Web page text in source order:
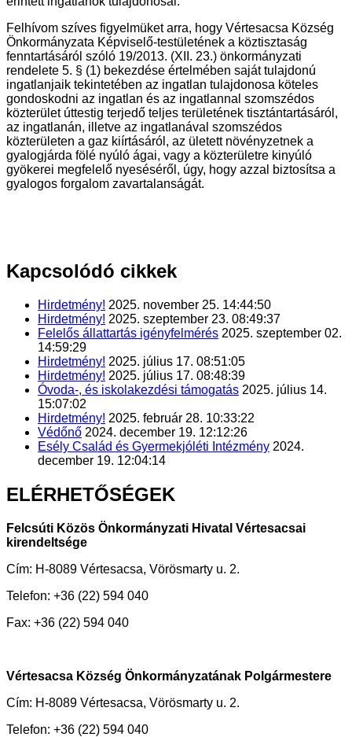
Felhívom szíves figyelmüket arra, hogy Vértesacsa Község
Önkormányzata Képviselő-testületének a köztisztaság
fenntartásáról szóló 19/2013. (XII. 23.) önkormányzati
rendelete 5. § (1) bekezdése értelmében saját tulajdonú
ingatlanjaik tekintetében az ingatlan tulajdonosa köteles
gondoskodni az ingatlan és az ingatlannal szomszédos
közterület úttestig terjedő teljes területének tisztántartásáról,
az ingatlanán, illetve az ingatlanával szomszédos
közterületen a gaz kiírtásáról, az ületett növényzetnek a
gyalogjárda fölé nyúló ágai, vagy a közterületre kinyúló
gyökerei megfelelő nyeséséről, úgy, hogy azzal biztosítsa a
gyalogos forgalom zavartalanságát.
Kapcsolódó cikkek
Hirdetmény! 2025. november 25. 14:44:50
Hirdetmény! 2025. szeptember 23. 08:49:37
Felelős állattartás igényfelmérés 2025. szeptember 02.
14:59:29
Hirdetmény! 2025. július 17. 08:51:05
Hirdetmény! 2025. július 17. 08:48:39
Óvoda-, és iskolakezdési támogatás 2025. július 14.
15:07:02
Hirdetmény! 2025. február 28. 10:33:22
Védőnő 2024. december 19. 12:12:26
Esély Család és Gyermekjóléti Intézmény 2024.
december 19. 12:04:14
ELÉRHETŐSÉGEK
Felcsúti Közös Önkormányzati Hivatal Vértesacsai
kirendeltsége
Cím: H-8089 Vértesacsa, Vörösmarty u. 2.
Telefon: +36 (22) 594 040
Fax: +36 (22) 594 040
Vértesacsa Község Önkormányzatának Polgármestere
Cím: H-8089 Vértesacsa, Vörösmarty u. 2.
Telefon: +36 (22) 594 040